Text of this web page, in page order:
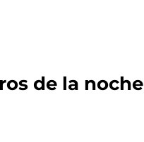
de la noche